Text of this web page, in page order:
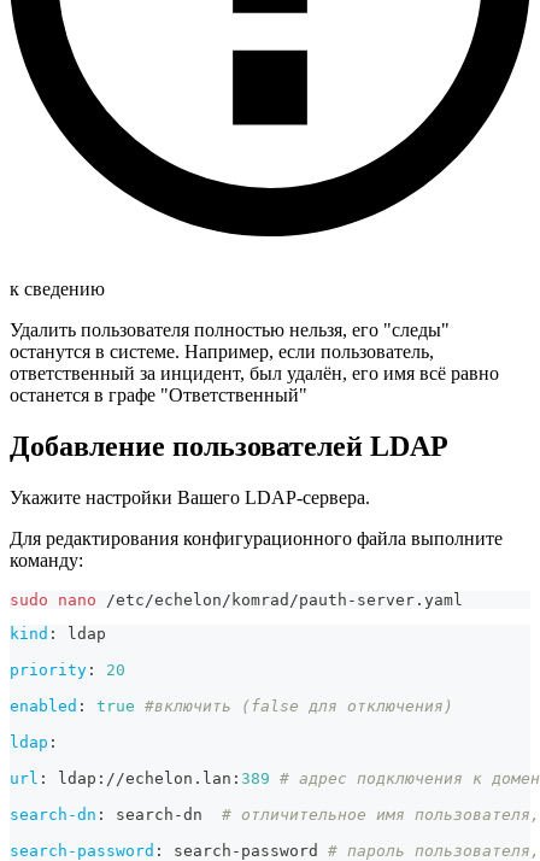
к сведению
Удалить пользователя полностью нельзя, его "следы"
останутся в системе. Например, если пользователь,
ответственный за инцидент, был удалён, его имя всё равно
останется в графе "Ответственный"
Добавление пользователей LDAP
Укажите настройки Вашего LDAP-сервера.
Для редактирования конфигурационного файла выполните
команду:
sudo nano /etc/echelon/komrad/pauth-server.yaml
kind :
ldap
priority :
20
enabled : true #включить (false для отключения)
ldap :
url : ldap : //echelon.lan : 389 # адрес подключения к
search-dn : search -dn # отличительное имя
search-password : search - password # пароль